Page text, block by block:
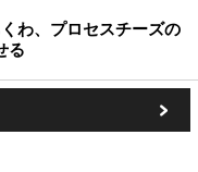
わ、プロセスチーズの
る